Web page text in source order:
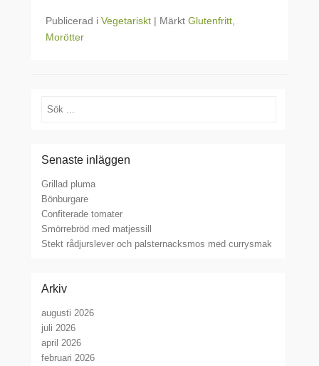
Publicerad i Vegetariskt | Märkt Glutenfritt
Morötter
Sök
Senaste inläggen
Grillad pluma
Bönburgare
Confiterade tomater
Smörrebröd med matjessill
Stekt rådjurslever och palsternacksmos med currysmak
Arkiv
augusti 2026
juli 2026
april 2026
februari 2026